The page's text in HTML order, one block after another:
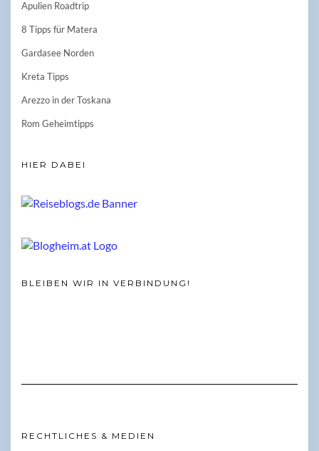
Apulien Roadtrip
8 Tipps für Matera
Gardasee Norden
Kreta Tipps
Arezzo in der Toskana
Rom Geheimtipps
HIER DABEI
BLEIBEN WIR IN VERBINDUNG!
RECHTLICHES & MEDIEN